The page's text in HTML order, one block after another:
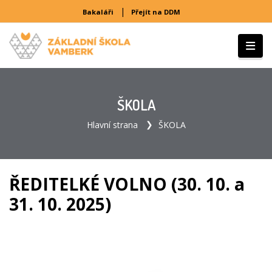
Bakaláři | Přejít na DDM
ŠKOLA
Hlavní strana ŠKOLA
ŘEDITELKÉ VOLNO (30. 10. a
31. 10. 2025)